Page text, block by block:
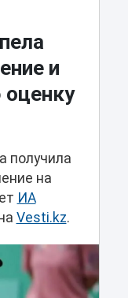
и
получила
на
ИА
Vesti.kz.